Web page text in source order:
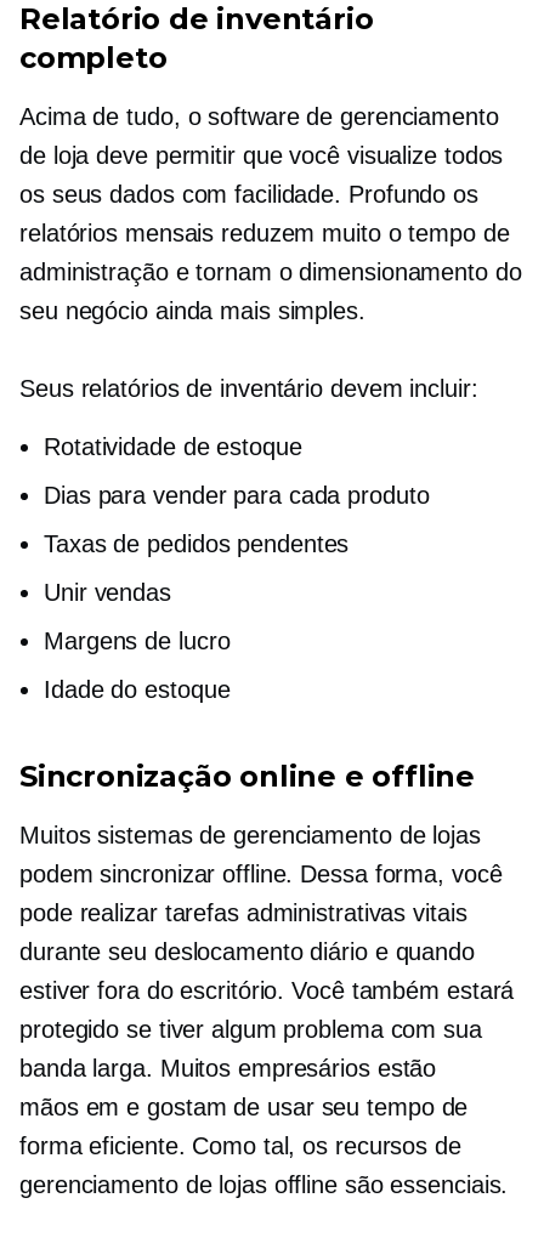
Relatório de inventário
completo
Acima de tudo, o software de gerenciamento
de loja deve permitir que você visualize todos
os seus dados com facilidade. Profundo os
relatórios mensais reduzem muito o tempo de
administração e tornam o dimensionamento do
seu negócio ainda mais simples.
Seus relatórios de inventário devem incluir:
Rotatividade de estoque
Dias para vender para cada produto
Taxas de pedidos pendentes
Unir vendas
Margens de lucro
Idade do estoque
Sincronização online e offline
Muitos sistemas de gerenciamento de lojas
podem sincronizar offline. Dessa forma, você
pode realizar tarefas administrativas vitais
durante seu deslocamento diário e quando
estiver fora do escritório. Você também estará
protegido se tiver algum problema com sua
banda larga. Muitos empresários estão
mãos em e gostam de usar seu tempo de
forma eficiente. Como tal, os recursos de
gerenciamento de lojas offline são essenciais.